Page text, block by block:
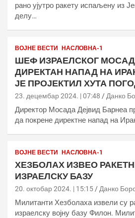
рано ујутро ракету испаљену из
делу…
ВОЈНЕ ВЕСТИ НАСЛОВНА-1
ШЕФ ИЗРАЕЛСКОГ
ДИРЕКТАН НАПАД НА
ЈЕ ПРОЈЕКТИЛ ХУТА
23. децембар 2024. | 07:48 Данко
Директор Мосада Дејвид Барнеа
да покрене директне напад на
ВОЈНЕ ВЕСТИ НАСЛОВНА-1
ХЕЗБОЛАХ ИЗВЕО
ИЗРАЕЛСКУ БАЗУ
20. октобар 2024. | 15:15 Данко
Милитанти Хезболаха извели су
израелску војну базу Филон.